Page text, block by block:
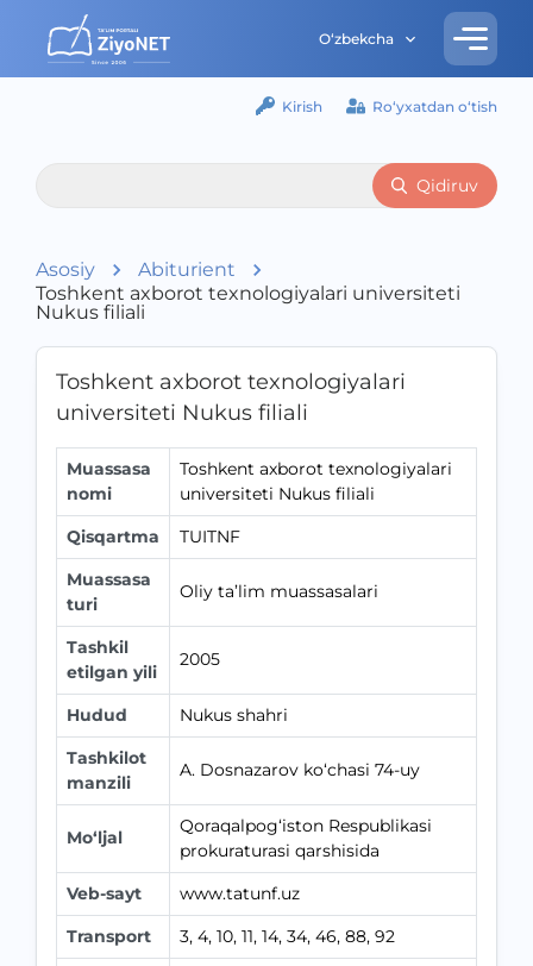
O‘zbekcha
Kirish Ro‘yxatdan o‘tish
Qidiruv
Asosiy
Abiturient
Toshkent axborot texnologiyalari universiteti
Nukus filiali
Toshkent axborot texnologiyalari
universiteti Nukus filiali
Muassasa
nomi
Toshkent axborot texnologiyalari
universiteti Nukus filiali
Qisqartma
TUITNF
Muassasa
turi
Oliy ta’lim muassasalari
Tashkil
etilgan yili
2005
Hudud
Nukus shahri
Tashkilot
manzili
A. Dosnazarov ko‘chasi 74-uy
Mo‘ljal
Qoraqalpog‘iston Respublikasi
prokuraturasi qarshisida
Veb-sayt
www.tatunf.uz
Transport
3, 4, 10, 11, 14, 34, 46, 88, 92